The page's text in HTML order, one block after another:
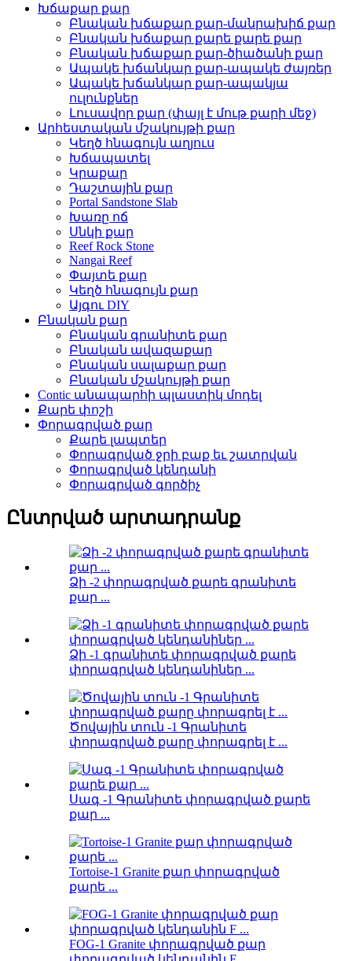
Խճաքար քար
Բնական խճաքար քար-մանրախիճ քար
Բնական խճաքար քարե քարե քար
Բնական խճաքար քար-ծիածանի քար
Ապակե խճանկար քար-ապակե ժայռեր
Ապակե խճանկար քար-ապակյա
ուլունքներ
Լուսավոր քար (փայլ է մութ քարի մեջ)
Արհեստական ​​մշակույթի քար
Կեղծ հնագույն աղյուս
Խճապատել
Կրաքար
Դաշտային քար
Portal Sandstone Slab
Խառը ոճ
Սնկի քար
Reef Rock Stone
Nangai Reef
Փայտե քար
Կեղծ հնագույն քար
Այգու DIY
Բնական քար
Բնական գրանիտե քար
Բնական ավազաքար
Բնական սալաքար քար
Բնական մշակույթի քար
Contic անապարհի պլաստիկ մոդել
Քարե փոշի
Փորագրված քար
Քարե լապտեր
Փորագրված ջրի բաք եւ շատրվան
Փորագրված կենդանի
Փորագրված գործիչ
Ընտրված արտադրանք
Ձի -2 փորագրված քարե գրանիտե
քար ...
Ձի -1 գրանիտե փորագրված քարե
փորագրված կենդանիներ ...
Ծովային տուն -1 Գրանիտե
փորագրված քարը փորագրել է ...
Սագ -1 Գրանիտե փորագրված քարե
քար ...
Tortoise-1 Granite քար փորագրված
քարե ...
FOG-1 Granite փորագրված քար